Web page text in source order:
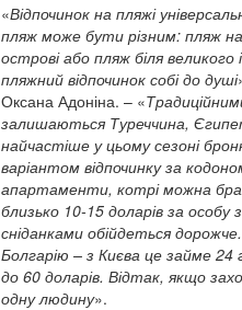
«Відпочинок на пляжі
пляж може бути різним: пляж на
острові або пляж біля
пляжний відпочинок собі до душі
Оксана Адоніна. – «
залишаються Туреччина,
найчастіше у цьому сезоні
варіантом відпочинку за
апартаменти, котрі можна
близько 10-15доларів за особу
сніданками обійдеться
Болгарію – з Києва це займе 24
до 60 доларів. Відтак, якщо
одну людину».